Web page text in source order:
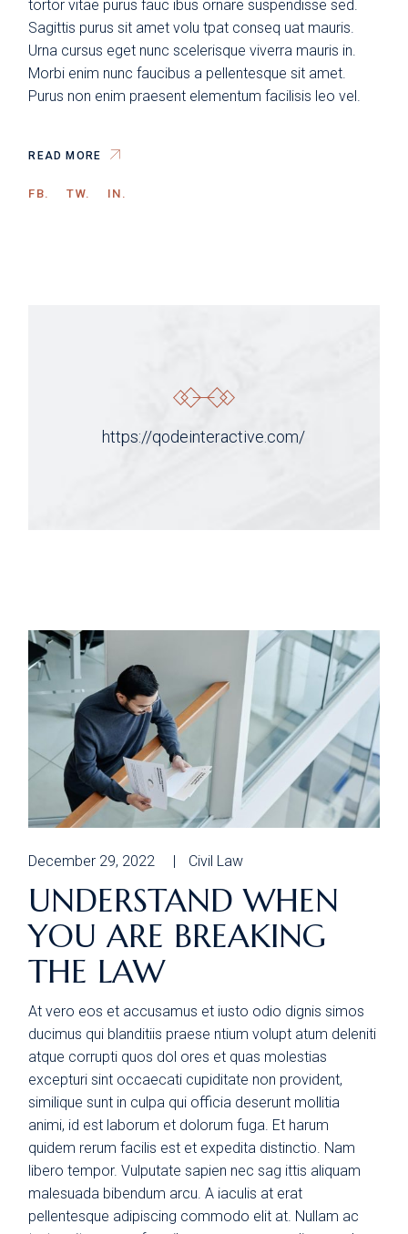
tortor vitae purus fauc ibus ornare suspendisse sed.
Sagittis purus sit amet volu tpat conseq uat mauris.
Urna cursus eget nunc scelerisque viverra mauris in.
Morbi enim nunc faucibus a pellentesque sit amet.
Purus non enim praesent elementum facilisis leo vel.
READ MORE
FB. TW. IN.
https://qodeinteractive.com/
December 29, 2022 Civil Law
UNDERSTAND WHEN
YOU ARE BREAKING
THE LAW
At vero eos et accusamus et iusto odio dignis simos
ducimus qui blanditiis praese ntium volupt atum deleniti
atque corrupti quos dol ores et quas molestias
excepturi sint occaecati cupiditate non provident,
similique sunt in culpa qui officia deserunt mollitia
animi, id est laborum et dolorum fuga. Et harum
quidem rerum facilis est et expedita distinctio. Nam
libero tempor. Vulputate sapien nec sag ittis aliquam
malesuada bibendum arcu. A iaculis at erat
pellentesque adipiscing commodo elit at. Nullam ac